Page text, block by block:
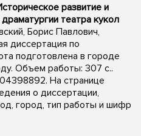
развитие и
театра кукол
Борис Павлович,
диссертация по
подготовлена в городе
Объем работы: 307 с..
На странице
о диссертации,
город, тип работы и шифр